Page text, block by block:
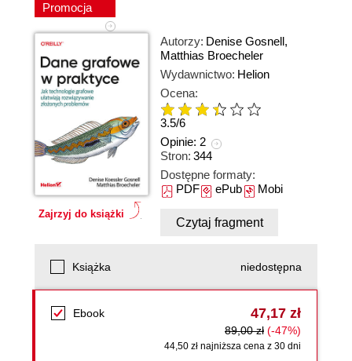
Promocja
Zajrzyj do książki
Autorzy: Denise Gosnell,
Matthias Broecheler
Wydawnictwo: Helion
Ocena:
3.5/6
Opinie: 2
Stron: 344
Dostępne formaty:
PDFePubMobi
Czytaj fragment
Książka niedostępna
Ebook 47,17 zł
89,00 zł (-47%)
44,50 zł najniższa cena z 30 dni